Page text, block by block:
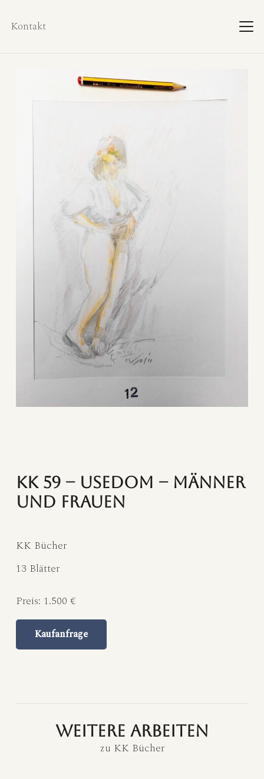
Kontakt
KK 59 – Usedom – Männer
und Frauen
KK Bücher
13 Blätter
Preis: 1.500 €
Kaufanfrage
weitere Arbeiten
zu KK Bücher